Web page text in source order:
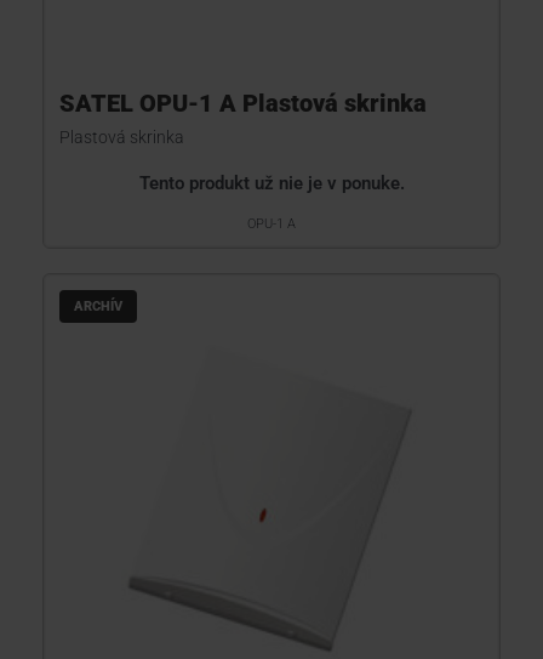
SATEL OPU-1 A Plastová skrinka
Plastová skrinka
Tento produkt už nie je v ponuke.
OPU-1 A
ARCHÍV